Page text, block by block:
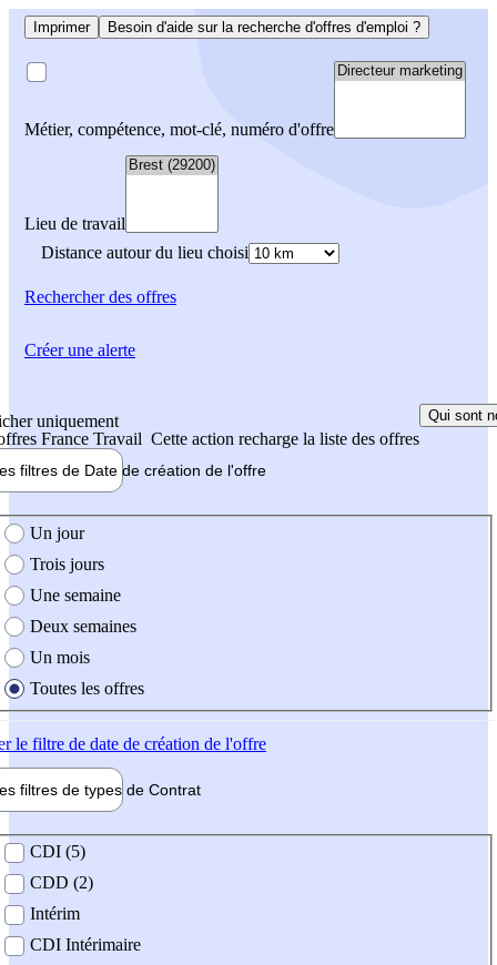
Imprimer Besoin d'aide sur la recherche d'offres d'emploi ?
Métier, compétence, mot-clé, numéro d'offre
Lieu de travail
Distance autour du lieu choisi
Rechercherdes offres
uniquement
France Travail Cette action recharge la liste des offres
Qui sont
filtres de Date de création de l'offre
création de l'offre
Un jour
Trois jours
Une semaine
Deux semaines
Un mois
Toutes les offres
le filtre de date de création de l'offre
filtres de types de Contrat
contrat
CDI (5)
CDD (2)
Intérim
CDI Intérimaire
Créer une alerte